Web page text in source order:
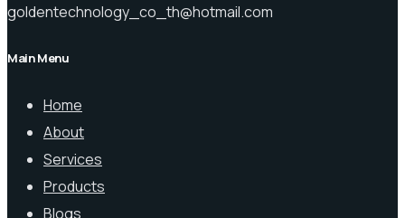
goldentechnology_co_th@hotmail.com
Main Menu
Home
About
Services
Products
Blogs